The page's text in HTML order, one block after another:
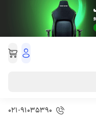
021-91035390